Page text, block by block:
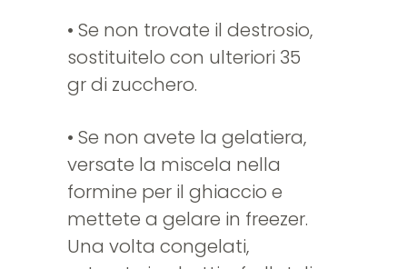
• Se non trovate il destrosio,
sostituitelo con ulteriori 35
gr di zucchero.
• Se non avete la gelatiera,
versate la miscela nella
formine per il ghiaccio e
mettete a gelare in freezer.
Una volta congelati,